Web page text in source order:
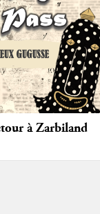
à Zarbiland